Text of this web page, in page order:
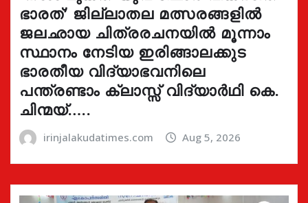
ഭാരത്’ ജില്ലാതല മത്സരങ്ങളിൽ
ജലഛായ ചിത്രരചനയിൽ മൂന്നാം
സ്ഥാനം നേടിയ ഇരിങ്ങാലക്കുട
ഭാരതീയ വിദ്യാഭവനിലെ
പന്ത്രണ്ടാം ക്ലാസ്സ് വിദ്യാർഥി കെ.
ചിന്മയ്…..
irinjalakudatimes.com Aug 5, 2026